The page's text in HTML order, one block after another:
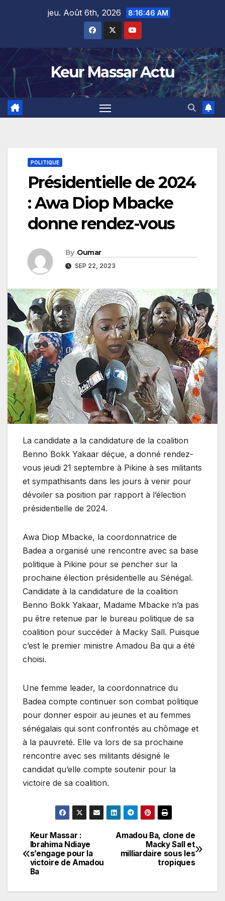
jeu. Août 6th, 2026 8:16:47 AM
Keur Massar Actu
POLITIQUE
Présidentielle de 2024
: Awa Diop Mbacke
donne rendez-vous
By Oumar
SEP 22, 2023
La candidate a la candidature de la coalition
Benno Bokk Yakaar déçue, a donné rendez-
vous jeudi 21 septembre à Pikine à ses militants
et sympathisants dans les jours à venir pour
dévoiler sa position par rapport à l’élection
présidentielle de 2024.
Awa Diop Mbacke, la coordonnatrice de
Badea a organisé une rencontre avec sa base
politique à Pikine pour se pencher sur la
prochaine élection présidentielle au Sénégal.
Candidate à la candidature de la coalition
Benno Bokk Yakaar, Madame Mbacke n’a pas
pu être retenue par le bureau politique de sa
coalition pour succéder à Macky Sall. Puisque
c’est le premier ministre Amadou Ba qui a été
choisi.
Une femme leader, la coordonnatrice du
Badea compte continuer son combat politique
pour donner espoir au jeunes et au femmes
sénégalais qui sont confrontés au chômage et
à la pauvreté. Elle va lors de sa prochaine
rencontre avec ses militants désigné le
candidat qu’elle compte soutenir pour la
victoire de sa coalition.
Navigation
de
Amadou Ba, clone de
Macky Sall et
milliardaire sous les
tropiques
Keur Massar :
Ibrahima Ndiaye
s’engage pour la
victoire de Amadou
Ba